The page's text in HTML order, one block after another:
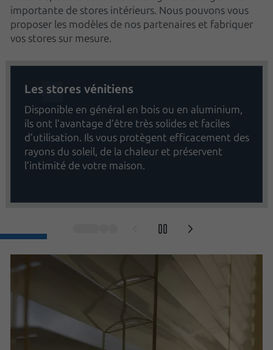
importante de stores intérieurs. Nous pouvons vous
proposer les modèles de nos partenaires et fabriquer
vos stores sur mesure.
Les stores vénitiens
Disponible en général en bois ou en aluminium,
ils ont l’avantage d’être très solides et faciles
d’utilisation. Ils vous protègent efficacement des
rayons du soleil, de la chaleur et préservent
l’intimité de votre maison.